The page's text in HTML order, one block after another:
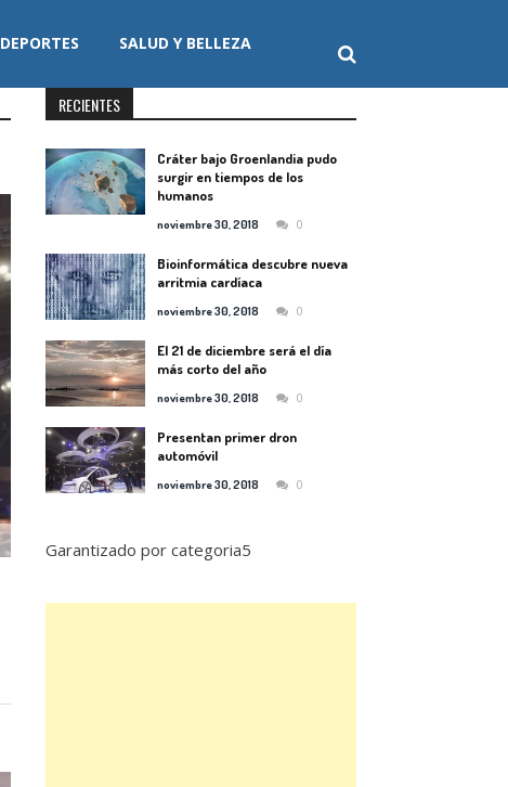
DEPORTES SALUD Y BELLEZA
RECIENTES
Cráter bajo Groenlandia pudo
surgir en tiempos de los
humanos
noviembre 30, 2018 0
Bioinformática descubre nueva
arritmia cardíaca
noviembre 30, 2018 0
El 21 de diciembre será el día
más corto del año
noviembre 30, 2018 0
Presentan primer dron
automóvil
noviembre 30, 2018 0
Garantizado por categoria5